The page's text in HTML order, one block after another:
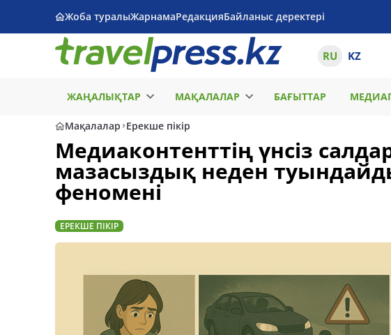
Жоба туралыЖарнамаРедакцияБайланыс деректері
RU KZ
ЖАҢАЛЫҚТАР МАҚАЛАЛАР БАҒЫТТАР
Мақалалар Ерекше пікір
Медиаконтенттің үнсіз
мазасыздық неден
феномені
ЕРЕКШЕ ПІКІР